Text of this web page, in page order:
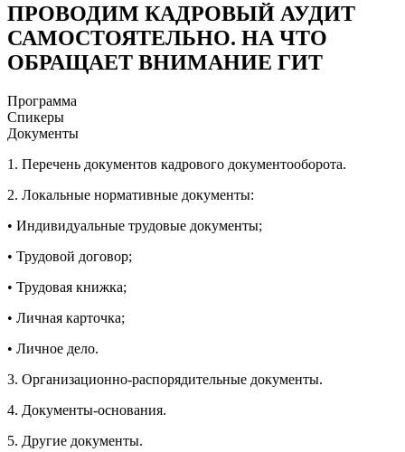
ПРОВОДИМ КАДРОВЫЙ АУДИТ
САМОСТОЯТЕЛЬНО. НА ЧТО
ОБРАЩАЕТ ВНИМАНИЕ ГИТ
Программа
Спикеры
Документы
1. Перечень документов кадрового документооборота.
2. Локальные нормативные документы:
• Индивидуальные трудовые документы;
• Трудовой договор;
• Трудовая книжка;
• Личная карточка;
• Личное дело.
3. Организационно-распорядительные документы.
4. Документы-основания.
5. Другие документы.